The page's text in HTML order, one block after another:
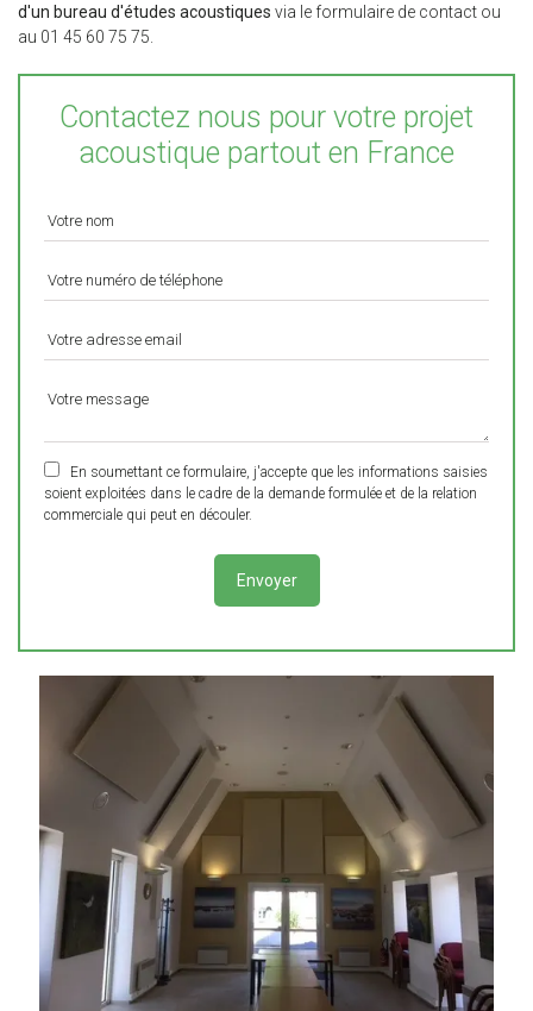
d'un bureau d'études acoustiques via le formulaire de contact ou
au 01 45 60 75 75.
Contactez nous pour votre projet
acoustique partout en France
En soumettant ce formulaire, j'accepte que les informations saisies
soient exploitées dans le cadre de la demande formulée et de la relation
commerciale qui peut en découler.